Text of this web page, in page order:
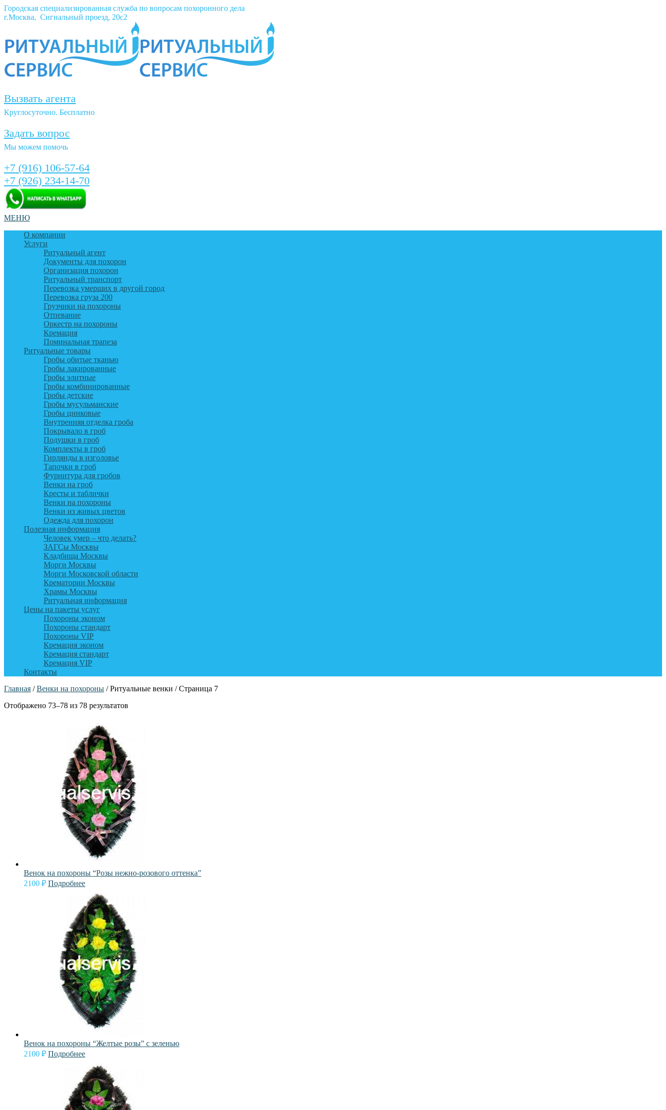
Городская специализированная служба по вопросам похоронного дела
г.Москва, Сигнальный проезд, 20с2
Вызвать агента
Круглосуточно. Бесплатно
Задать вопрос
Мы можем помочь
+7 (916) 106-57-64
+7 (926) 234-14-70
МЕНЮ
О компании
Услуги
Ритуальный агент
Документы для похорон
Организация похорон
Ритуальный транспорт
Перевозка умерших в другой город
Перевозка груза 200
Грузчики на похороны
Отпевание
Оркестр на похороны
Кремация
Поминальная трапеза
Ритуальные товары
Гробы обитые тканью
Гробы лакированные
Гробы элитные
Гробы комбинированные
Гробы детские
Гробы мусульманские
Гробы цинковые
Внутренняя отделка гроба
Покрывало в гроб
Подушки в гроб
Комплекты в гроб
Гирлянды в изголовье
Тапочки в гроб
Фурнитура для гробов
Венки на гроб
Кресты и таблички
Венки на похороны
Венки из живых цветов
Одежда для похорон
Полезная информация
Человек умер – что делать?
ЗАГСы Москвы
Кладбища Москвы
Морги Москвы
Морги Московской области
Крематории Москвы
Храмы Москвы
Ритуальная информация
Цены на пакеты услуг
Похороны эконом
Похороны стандарт
Похороны VIP
Кремация эконом
Кремация стандарт
Кремация VIP
Контакты
Главная /Венки на похороны / Ритуальные венки / Страница 7
Отображено 73–78 из 78 результатов
Венок на похороны “Розы нежно-розового оттенка”
2100 ₽ Подробнее
Венок на похороны “Желтые розы” с зеленью
2100 ₽ Подробнее